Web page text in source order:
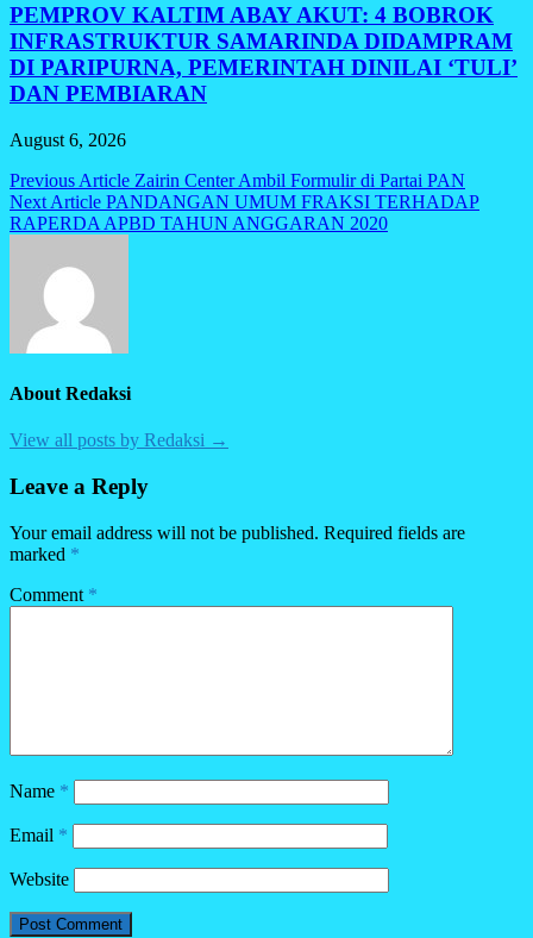
PEMPROV KALTIM ABAY AKUT: 4 BOBROK
INFRASTRUKTUR SAMARINDA DIDAMPRAM
DI PARIPURNA, PEMERINTAH DINILAI ‘TULI’
DAN PEMBIARAN
August 6, 2026
Post
navigation
Previous Article Zairin Center Ambil Formulir di Partai PAN
Next Article PANDANGAN UMUM FRAKSI TERHADAP
RAPERDA APBD TAHUN ANGGARAN 2020
About Redaksi
View all posts by Redaksi →
Leave a Reply
Your email address will not be published. Required fields are
marked *
Comment *
Name *
Email *
Website